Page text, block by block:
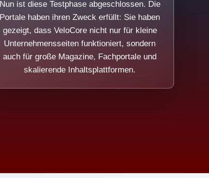
Nun ist diese Testphase abgeschlossen. Die
Portale haben ihren Zweck erfüllt: Sie haben
gezeigt, dass VeloCore nicht nur für kleine
Unternehmensseiten funktioniert, sondern
auch für große Magazine, Fachportale und
skalierende Inhaltsplattformen.